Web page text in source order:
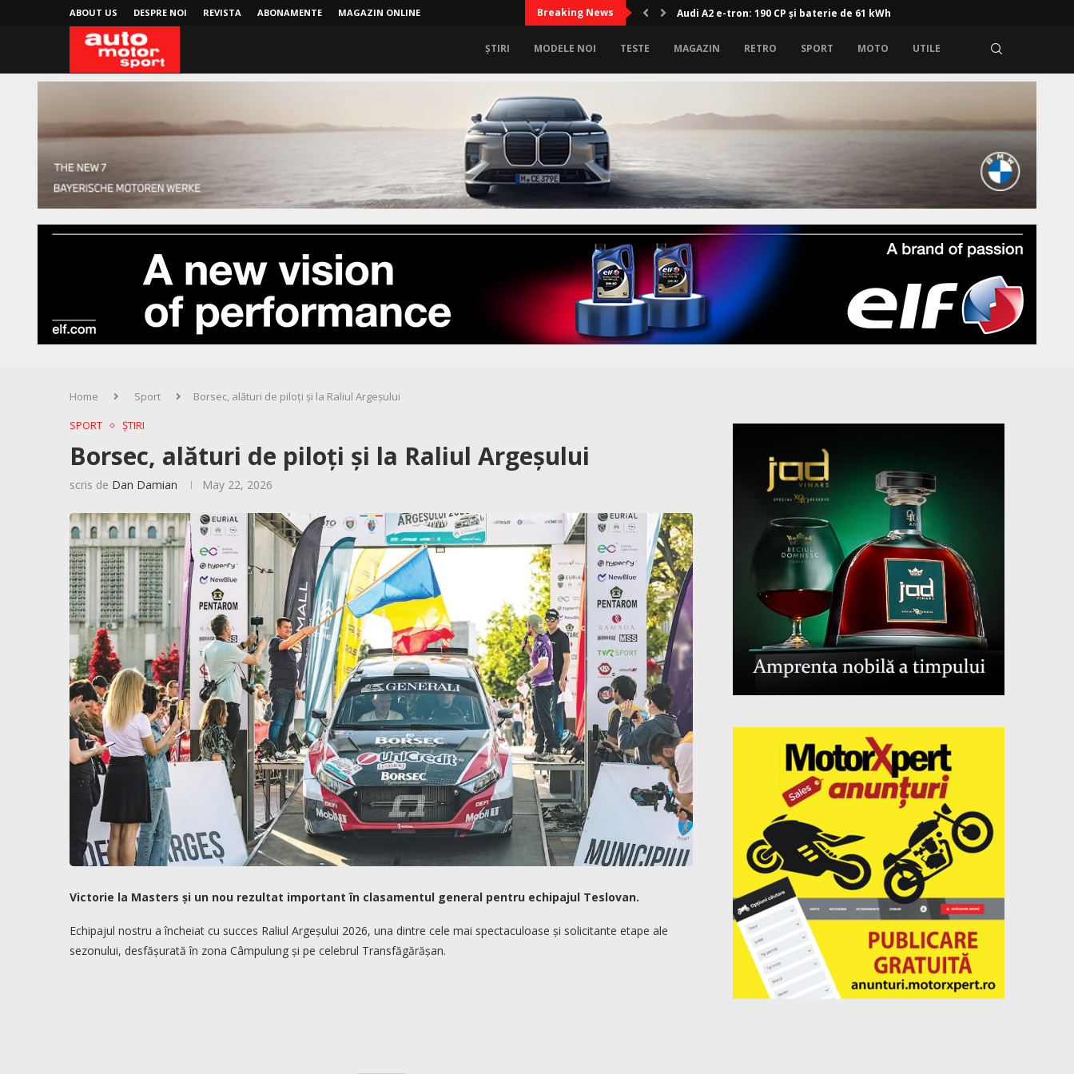
ABOUT US DESPRE NOI REVISTA ABONAMENTE MAGAZIN ONLINE Breaking News Audi A2 e-tron: 190 CP și baterie de 61 kWh
ȘTIRI MODELE NOI TESTE MAGAZIN RETRO SPORT MOTO UTILE
Home Sport
Borsec, alături de piloți și la Raliul Argeșului
SPORT
ȘTIRI
Borsec, alături de piloți și la Raliul Argeșului
scris de Dan Damian May 22, 2026
Victorie la Masters și un nou rezultat important în clasamentul general pentru echipajul Teslovan.
Echipajul nostru a încheiat cu succes Raliul Argeșului 2026, una dintre cele mai spectaculoase și solicitante etape ale
sezonului, desfășurată în zona Câmpulung și pe celebrul Transfăgărășan.